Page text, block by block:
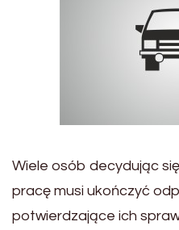
Wiele osób decydując
pracę musi ukończyć
potwierdzające ich